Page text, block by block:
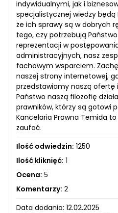
indywidualnymi, jak i
specjalistycznej wiedzy
że ich sprawy są w dobrych
tego, czy potrzebują
reprezentacji w
administracyjnych, nasz
fachowym wsparciem.
naszej strony internetowej,
przedstawiamy naszą ofertę i
Państwo naszą filozofię
prawników, którzy są gotowi
Kancelaria Prawna Temida
zaufać.
Ilość odwiedzin: 1250
Ilość kliknięć: 1
Ocena: 5
Komentarzy: 2
Data dodania: 12.02.2025